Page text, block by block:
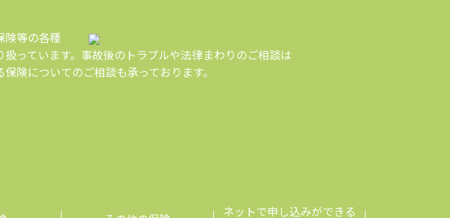
険等の各種
っています。事故後のトラブルや法律まわりのご相談は
険についてのご相談も承っております。
ネットで申し込みができる